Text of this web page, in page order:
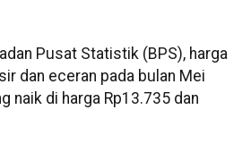
Pusat Statistik (BPS), harga
dan eceran pada bulan Mei
naik di harga Rp13.735 dan